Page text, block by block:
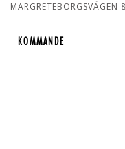
MARGRETEBORGSVÄGEN 8
KOMMANDE
KOMMANDE